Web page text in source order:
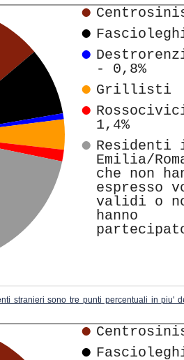
stranieri sono tre punti percentuali in piu'